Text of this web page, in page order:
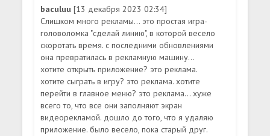
baculuu[13 декабря 2023 02:34]
Слишком много рекламы... это простая игра-
головоломка "сделай линию", в которой весело
скоротать время. с последними обновлениями
она превратилась в рекламную машину...
хотите открыть приложение? это реклама.
хотите сыграть в игру? это реклама. хотите
перейти в главное меню? это реклама... хуже
всего то, что все они заполняют экран
видеорекламой. дошло до того, что я удаляю
приложение. было весело, пока старый друг.